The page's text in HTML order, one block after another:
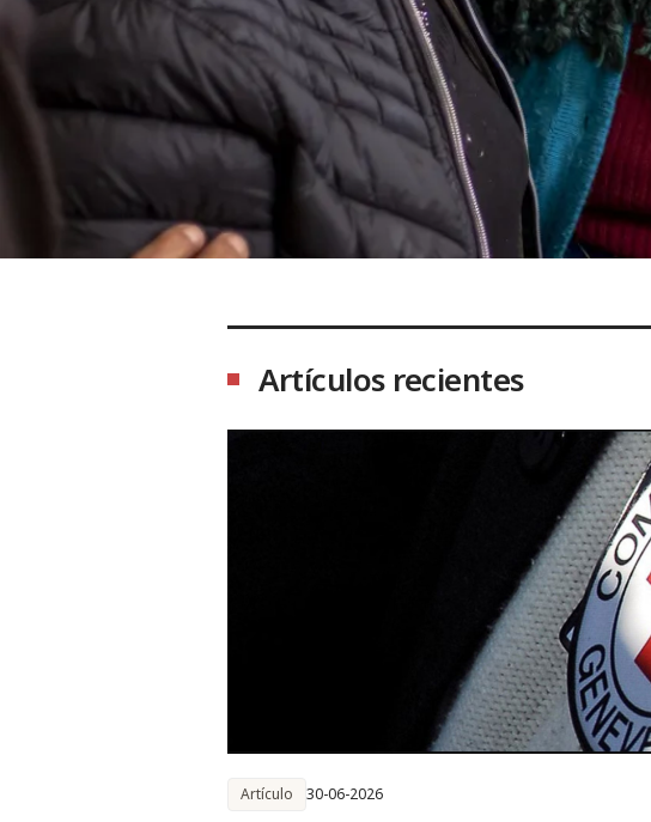
Artículos recientes
Artículo 30-06-2026